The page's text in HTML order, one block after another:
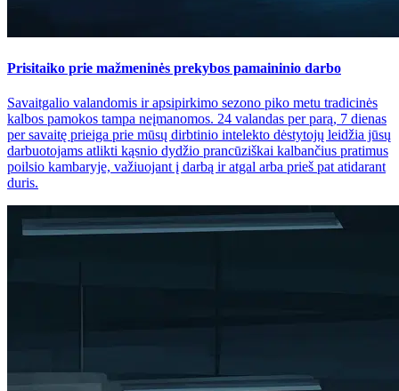
Prisitaiko prie mažmeninės prekybos pamaininio darbo
Savaitgalio valandomis ir apsipirkimo sezono piko metu tradicinės
kalbos pamokos tampa neįmanomos. 24 valandas per parą, 7 dienas
per savaitę prieiga prie mūsų dirbtinio intelekto dėstytojų leidžia jūsų
darbuotojams atlikti kąsnio dydžio prancūziškai kalbančius pratimus
poilsio kambaryje, važiuojant į darbą ir atgal arba prieš pat atidarant
duris.